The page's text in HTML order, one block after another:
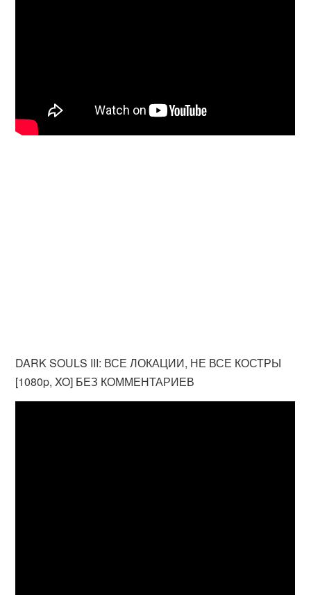
DARK SOULS III: ВСЕ ЛОКАЦИИ, НЕ ВСЕ КОСТРЫ
[1080p, XO] БЕЗ КОММЕНТАРИЕВ